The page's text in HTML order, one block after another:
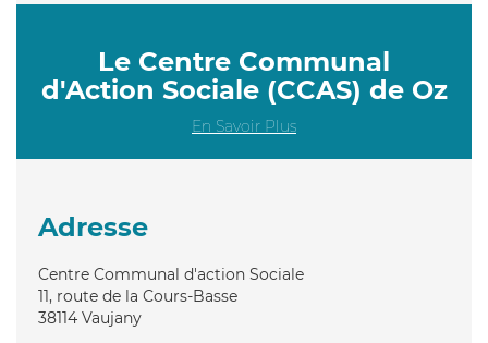
Le Centre Communal
d'Action Sociale (CCAS) de Oz
En Savoir Plus
Adresse
Centre Communal d'action Sociale
11, route de la Cours-Basse
38114 Vaujany